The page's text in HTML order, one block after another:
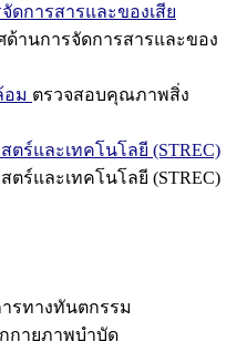
ดการสารและของเสีย
ด้านการจัดการสารและของ
อม ตรวจสอบคุณภาพสิ่ง
ตร์และเทคโนโลยี (STREC)
ตร์และเทคโนโลยี (STREC)
รทางทันตกรรม
กายภาพบำบัด